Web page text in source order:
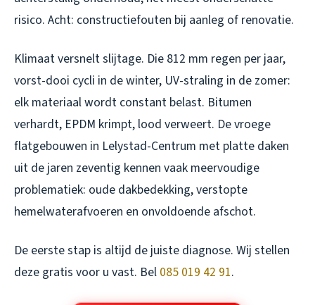
risico. Acht: constructiefouten bij aanleg of renovatie.
Klimaat versnelt slijtage. Die 812 mm regen per jaar,
vorst-dooi cycli in de winter, UV-straling in de zomer:
elk materiaal wordt constant belast. Bitumen
verhardt, EPDM krimpt, lood verweert. De vroege
flatgebouwen in Lelystad-Centrum met platte daken
uit de jaren zeventig kennen vaak meervoudige
problematiek: oude dakbedekking, verstopte
hemelwaterafvoeren en onvoldoende afschot.
De eerste stap is altijd de juiste diagnose. Wij stellen
deze gratis voor u vast. Bel 085 019 42 91.